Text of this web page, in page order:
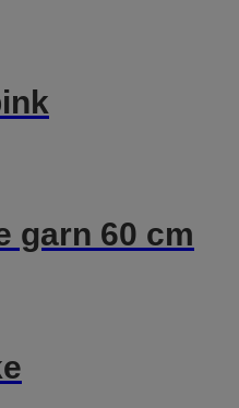
garn 60 cm